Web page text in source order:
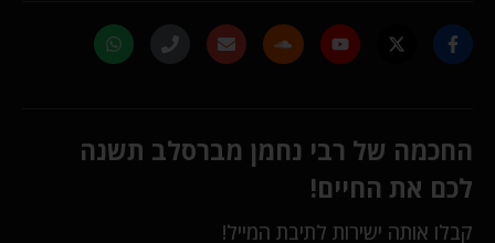
החכמה של רבי נחמן מברסלב תשנה
לכם את החיים!
קבלו אותה ישירות לתיבת המייל!